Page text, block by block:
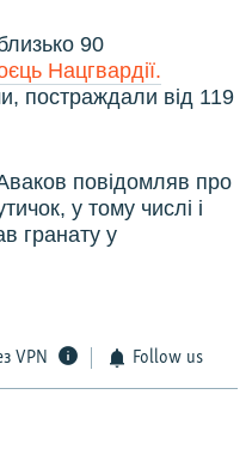
90
Нацгвардії.
постраждали від 119
повідомляв про
у тому числі і
гранату у
VPN Follow us